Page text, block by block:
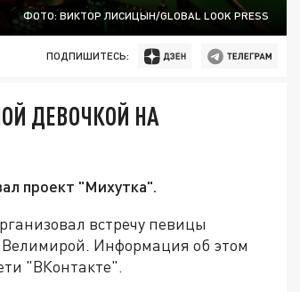
ФОТО: ВИКТОР ЛИСИЦЫН/GLOBAL LOOK PRESS
ПОДПИШИТЕСЬ:
ДЕВОЧКОЙ НА
проект "Михутка".
встречу певицы
Информация об этом
"ВКонтакте".